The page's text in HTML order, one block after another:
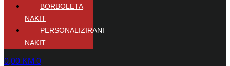
BORBOLETA
NAKIT
PERSONALIZIRANI
NAKIT
0,00 KM 0